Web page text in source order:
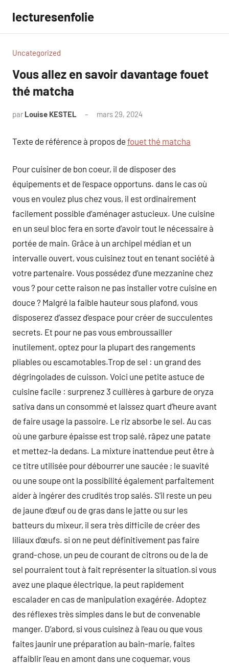
contenu
lecturesenfolie
Uncategorized
Vous allez en savoir davantage fouet
thé matcha
par Louise KESTEL mars 29, 2024
Texte de référence à propos de fouet thé matcha
Pour cuisiner de bon coeur, il de disposer des
équipements et de l’espace opportuns. dans le cas où
vous en voulez plus chez vous, il est ordinairement
facilement possible d’aménager astucieux. Une cuisine
en un seul bloc fera en sorte d’avoir tout le nécessaire à
portée de main. Grâce à un archipel médian et un
intervalle ouvert, vous cuisinez tout en tenant société à
votre partenaire. Vous possédez d’une mezzanine chez
vous ? pour cette raison ne pas installer votre cuisine en
douce ? Malgré la faible hauteur sous plafond, vous
disposerez d’assez d’espace pour créer de succulentes
secrets. Et pour ne pas vous embroussailler
inutilement, optez pour la plupart des rangements
pliables ou escamotables.Trop de sel : un grand des
dégringolades de cuisson. Voici une petite astuce de
cuisine facile : surprenez 3 cuillères à garbure de oryza
sativa dans un consommé et laissez quart d’heure avant
de faire usage la passoire. Le riz absorbe le sel. Au cas
où une garbure épaisse est trop salé, râpez une patate
et mettez-la dedans. La mixture inattendue peut être à
ce titre utilisée pour débourrer une saucée ; le suavité
ou une soupe ont la possibilité également parfaitement
aider à ingérer des crudités trop salés. S’il reste un peu
de jaune d’œuf ou de gras dans le jatte ou sur les
batteurs du mixeur, il sera très difficile de créer des
liliaux d’œufs. si on ne peut définitivement pas faire
grand-chose, un peu de courant de citrons ou de la de
sel pourraient tout à fait représenter la situation.si vous
avez une plaque électrique, la peut rapidement
escalader en cas de manipulation exagérée. Adoptez
des réflexes très simples dans le but de convenable
manger. D’abord, si vous cuisinez à l’eau ou que vous
faites jaunir une préparation au bain-marie, faites
affaiblir l’eau en amont dans une coquemar, vous